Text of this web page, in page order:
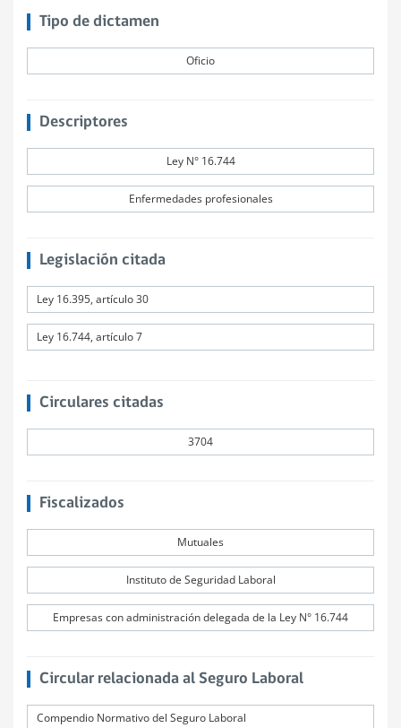
Tipo de dictamen
Oficio
Descriptores
Ley N° 16.744
Enfermedades profesionales
Legislación citada
Ley 16.395, artículo 30
Ley 16.744, artículo 7
Circulares citadas
3704
Fiscalizados
Mutuales
Instituto de Seguridad Laboral
Empresas con administración delegada de la Ley N° 16.744
Circular relacionada al Seguro Laboral
Compendio Normativo del Seguro Laboral